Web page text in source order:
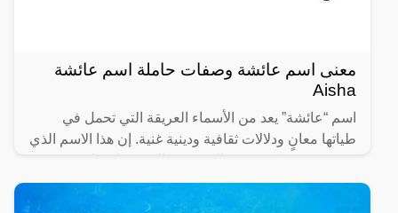
معنى اسم عائشة وصفات حاملة اسم عائشة
Aisha
اسم “عائشة” يعد من الأسماء العريقة التي تحمل في
طياتها معانٍ ودلالات ثقافية ودينية غنية. إن هذا الاسم الذي